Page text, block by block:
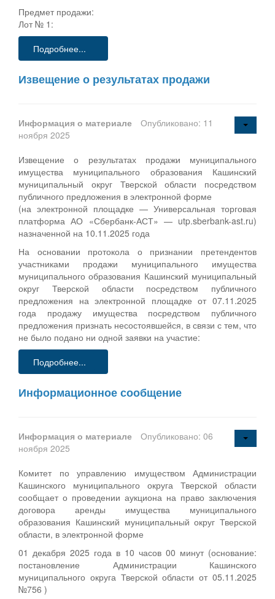
Предмет продажи:
Лот № 1:
Подробнее...
Извещение о результатах продажи
Информация о материале
Опубликовано: 11
ноября 2025
Извещение о результатах продажи муниципального
имущества муниципального образования Кашинский
муниципальный округ Тверской области посредством
публичного предложения в электронной форме
(на электронной площадке — Универсальная торговая
платформа АО «Сбербанк-АСТ» — utp.sberbank-ast.ru)
назначенной на 10.11.2025 года
На основании протокола о признании претендентов
участниками продажи муниципального имущества
муниципального образования Кашинский муниципальный
округ Тверской области посредством публичного
предложения на электронной площадке от 07.11.2025
года продажу имущества посредством публичного
предложения признать несостоявшейся, в связи с тем, что
не было подано ни одной заявки на участие:
Подробнее...
Информационное сообщение
Информация о материале
Опубликовано: 06
ноября 2025
Комитет по управлению имуществом Администрации
Кашинского муниципального округа Тверской области
сообщает о проведении аукциона на право заключения
договора аренды имущества муниципального
образования Кашинский муниципальный округ Тверской
области, в электронной форме
01 декабря 2025 года в 10 часов 00 минут (основание:
постановление Администрации Кашинского
муниципального округа Тверской области от 05.11.2025
№756 )